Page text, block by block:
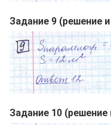
Задание 9 (решение
Задание 10 (решение